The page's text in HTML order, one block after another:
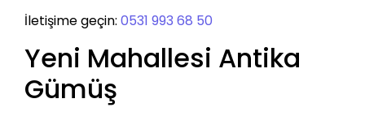
İletişime geçin: 0531 993 68 50
Yeni Mahallesi Antika
Gümüş